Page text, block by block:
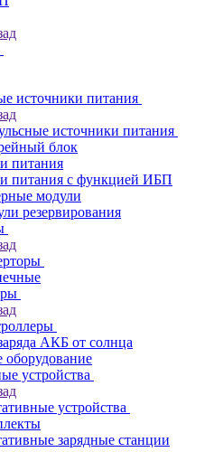
источники питания
источники питания
блок
питания
питания с функцией ИБП
модули
резервирования
АКБ от солнца
устройства
устройства
зарядные станции